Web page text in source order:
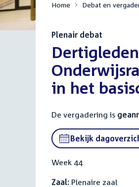
Home Debat en
Plenair debat
:
in het
De vergadering is
Bekijk
Week 44
Zaal: Plenaire zaal